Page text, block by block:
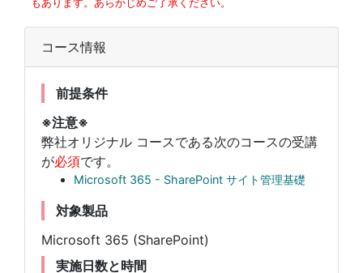
もあります。あらかじめご了承ください。
コース情報
前提条件
※注意※
弊社オリジナル コースである次のコースの受講
が必須です。
Microsoft 365 - SharePoint サイト管理基礎
対象製品
Microsoft 365 (SharePoint)
実施日数と時間